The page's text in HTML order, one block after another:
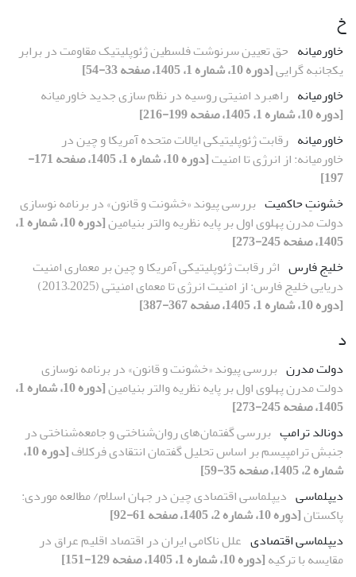
خ
خاورمیانه حق تعیین سرنوشت فلسطین ژئوپلیتیک مقاومت در برابر
یکجانبه گرایی[دوره 10، شماره 1، 1405، صفحه 33-54]
خاورمیانه راهبرد امنیتی روسیه در نظم سازی جدید خاورمیانه
[دوره 10، شماره 1، 1405، صفحه 199-216]
خاورمیانه رقابت ژئوپلیتیکی ایالات متحده آمریکا و چین در
خاورمیانه: از انرژی تا امنیت
[دوره 10، شماره 1، 1405، صفحه 171-
197]
خشونتِ حاکمیت بررسی پیوند «خشونت و قانون» در برنامه نوسازی
دولت مدرن پهلوی اول بر پایه نظریه والتر بنیامین
[دوره 10، شماره 1،
1405، صفحه 245-273]
خلیج فارس اثر رقابت ژئوپلیتیکی آمریکا و چین بر معماری امنیت
دریایی خلیج فارس: از امنیت انرژی تا معمای امنیتی (2025–2013)
[دوره 10، شماره 1، 1405، صفحه 367-387]
د
دولت مدرن بررسی پیوند «خشونت و قانون» در برنامه نوسازی
دولت مدرن پهلوی اول بر پایه نظریه والتر بنیامین
[دوره 10، شماره 1،
1405، صفحه 245-273]
دونالد ترامپ بررسی گفتمان‌های روان‌شناختی و جامعه‌شناختی در
جنبش ترامپیسم بر اساس تحلیل گفتمان انتقادی فرکلاف
[دوره 10،
شماره 2، 1405، صفحه 35-59]
دیپلماسی دیپلماسی اقتصادی چین در جهان اسلام/ مطالعه موردی:
پاکستان[دوره 10، شماره 2، 1405، صفحه 61-92]
دیپلماسی اقتصادی علل ناکامی ایران در اقتصاد اقلیم عراق در
مقایسه با ترکیه[دوره 10، شماره 1، 1405، صفحه 129-151]